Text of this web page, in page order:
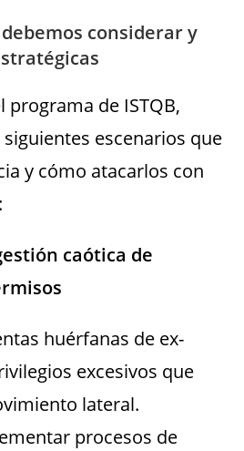
considerar y
programa de ISTQB,
escenarios que
y cómo atacarlos con
caótica de
huérfanas de ex-
excesivos que
lateral.
procesos de